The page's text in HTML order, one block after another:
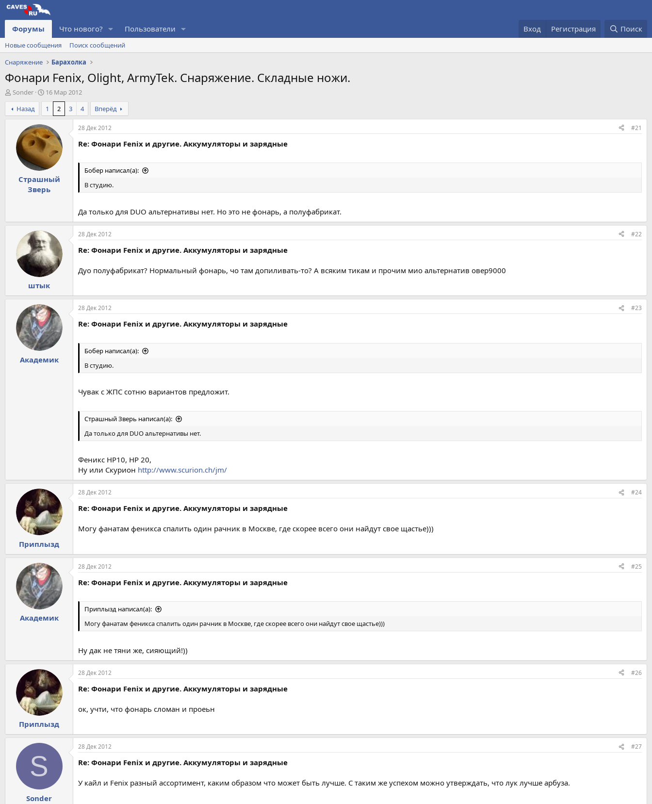
Форумы Что нового? Пользователи Вход Регистрация Поиск
Новые сообщения
Поиск сообщений
Снаряжение
Барахолка
Фонари Fenix, Olight, ArmyTek. Снаряжение. Складные ножи.
А
т
о
м
Sonder
Д
т
а
н
а
ч
л
а
16 Мар 2012
Назад
1 2 3 4 Вперёд
Страшный
Зверь
28 Дек 2012 #21
Re: Фонари Fenix и другие. Аккумуляторы и зарядные
Бобер написал(а):
В студию.
Да только для DUO альтернативы нет. Но это не фонарь, а полуфабрикат.
штык
28 Дек 2012 #22
Re: Фонари Fenix и другие. Аккумуляторы и зарядные
Дуо полуфабрикат? Нормальный фонарь, чо там допиливать-то? А всяким тикам и прочим мио альтернатив овер9000
Академик
28 Дек 2012 #23
Re: Фонари Fenix и другие. Аккумуляторы и зарядные
Бобер написал(а):
В студию.
Чувак с ЖПС сотню вариантов предложит.
Страшный Зверь написал(а):
Да только для DUO альтернативы нет.
Феникс НР10, НР 20,
Ну или Скурион http://www.scurion.ch/jm/
Приплызд
28 Дек 2012 #24
Re: Фонари Fenix и другие. Аккумуляторы и зарядные
Могу фанатам феникса спалить один рачник в Москве, где скорее всего они найдут свое щастье)))
Академик
28 Дек 2012 #25
Re: Фонари Fenix и другие. Аккумуляторы и зарядные
Приплызд написал(а):
Могу фанатам феникса спалить один рачник в Москве, где скорее всего они найдут свое щастье)))
Ну дак не тяни же, сияющий!))
Приплызд
28 Дек 2012 #26
Re: Фонари Fenix и другие. Аккумуляторы и зарядные
ок, учти, что фонарь сломан и проеьн
S
Sonder
28 Дек 2012 #27
Re: Фонари Fenix и другие. Аккумуляторы и зарядные
У кайл и Fenix разный ассортимент, каким образом что может быть лучше. С таким же успехом можно утверждать, что лук лучше арбуза.